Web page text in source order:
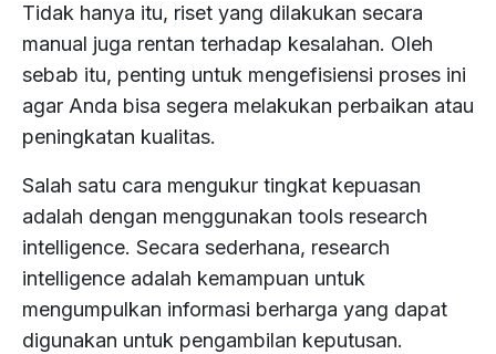
Tidak hanya itu, riset yang dilakukan secara
manual juga rentan terhadap kesalahan. Oleh
sebab itu, penting untuk mengefisiensi proses ini
agar Anda bisa segera melakukan perbaikan atau
peningkatan kualitas.
Salah satu cara mengukur tingkat kepuasan
adalah dengan menggunakan tools research
intelligence. Secara sederhana, research
intelligence adalah kemampuan untuk
mengumpulkan informasi berharga yang dapat
digunakan untuk pengambilan keputusan.